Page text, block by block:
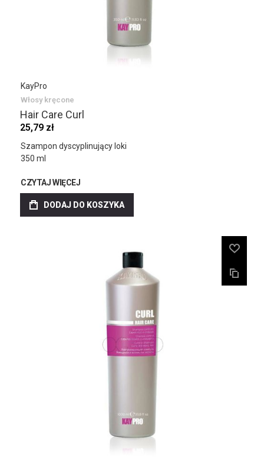
KayPro
Włosy kręcone
Hair Care Curl
25,79 zł
Szampon dyscyplinujący loki
350 ml
CZYTAJ WIĘCEJ
DODAJ DO KOSZYKA